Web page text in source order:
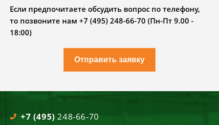
Если предпочитаете обсудить вопрос по телефону,
то позвоните нам +7 (495) 248-66-70 (Пн-Пт 9.00 -
18:00)
Отправить заявку
+7 (495) 248-66-70